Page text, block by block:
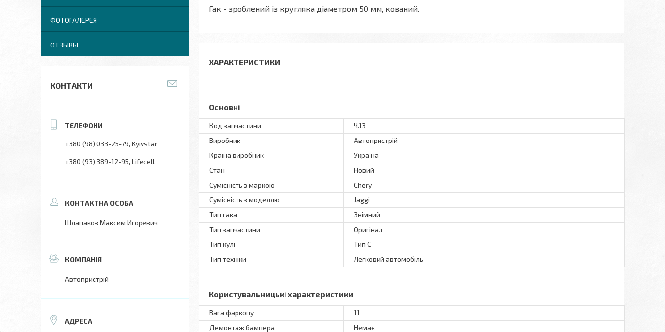
Гак - зроблений із кругляка діаметром 50 мм, кований.
ХАРАКТЕРИСТИКИ
Основні
Код запчастини
Ч.13
Виробник
Автопристрій
Країна виробник
Україна
Стан
Новий
Сумісність з маркою
Chery
Сумісність з моделлю
Jaggi
Тип гака
Знімний
Тип запчастини
Оригінал
Тип кулі
Тип C
Тип техніки
Легковий автомобіль
Користувальницькі характеристики
Вага фаркопу
11
Демонтаж бампера
Немає
ФОТОГАЛЕРЕЯ
ОТЗЫВЫ
КОНТАКТИ
+380 (98) 033-25-79 Kyivstar
+380 (93) 389-12-95 Lifecell
Шлапаков Максим Игоревич
Автопристрій